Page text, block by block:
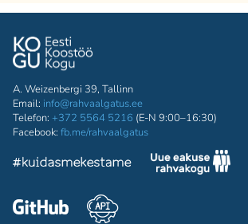
A. Weizenbergi 39, Tallinn
Email: info@rahvaalgatus.ee
Telefon: +372 5564 5216 (E-N 9:00–16:30)
Facebook: fb.me/rahvaalgatus